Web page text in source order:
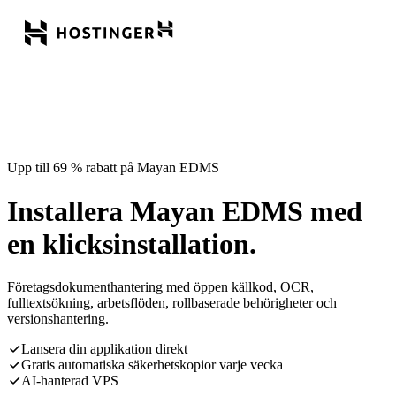
Upp till 69 % rabatt på Mayan EDMS
Installera Mayan EDMS med
en klicksinstallation.
Företagsdokumenthantering med öppen källkod, OCR,
fulltextsökning, arbetsflöden, rollbaserade behörigheter och
versionshantering.
Lansera din applikation direkt
Gratis automatiska säkerhetskopior varje vecka
AI-hanterad VPS